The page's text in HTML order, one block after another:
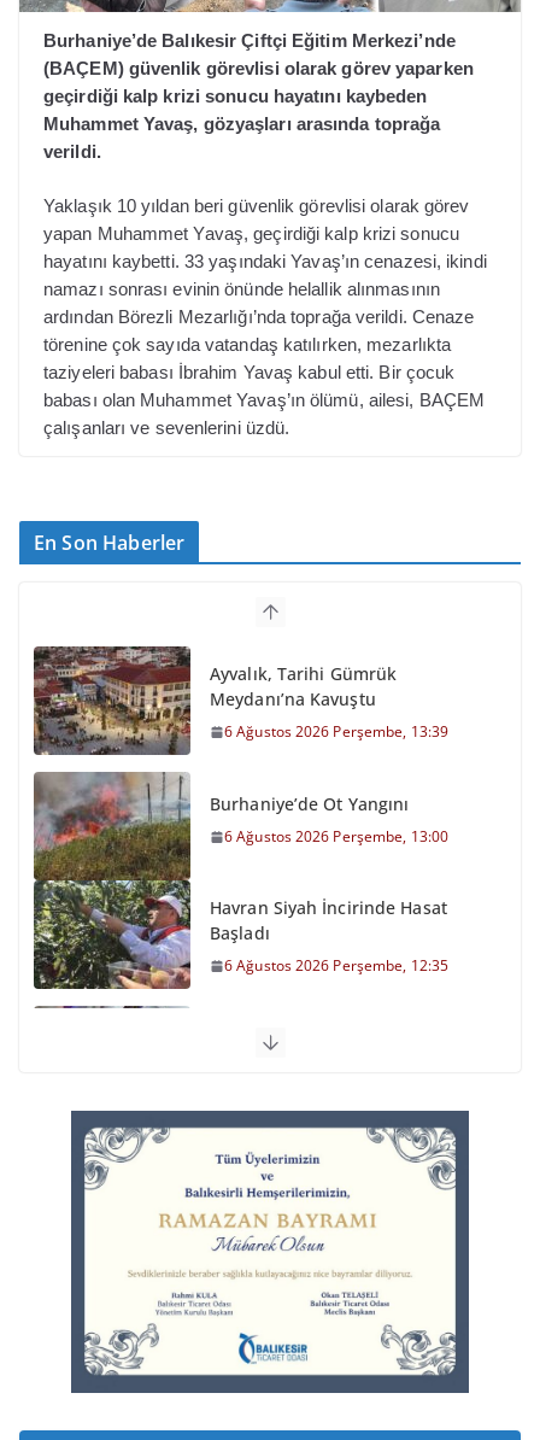
Burhaniye’de Balıkesir Çiftçi Eğitim Merkezi’nde
(BAÇEM) güvenlik görevlisi olarak görev yaparken
geçirdiği kalp krizi sonucu hayatını kaybeden
Muhammet Yavaş, gözyaşları arasında toprağa
verildi.
Yaklaşık 10 yıldan beri güvenlik görevlisi olarak görev
yapan Muhammet Yavaş, geçirdiği kalp krizi sonucu
hayatını kaybetti. 33 yaşındaki Yavaş’ın cenazesi, ikindi
namazı sonrası evinin önünde helallik alınmasının
ardından Börezli Mezarlığı’nda toprağa verildi. Cenaze
törenine çok sayıda vatandaş katılırken, mezarlıkta
taziyeleri babası İbrahim Yavaş kabul etti. Bir çocuk
babası olan Muhammet Yavaş’ın ölümü, ailesi, BAÇEM
çalışanları ve sevenlerini üzdü.
En Son Haberler
Ayvalık, Tarihi Gümrük
Meydanı’na Kavuştu
6 Ağustos 2026 Perşembe, 13:39
Burhaniye’de Ot Yangını
6 Ağustos 2026 Perşembe, 13:00
Havran Siyah İncirinde Hasat
Başladı
6 Ağustos 2026 Perşembe, 12:35
Otomobil Şarampole Devrildi
Balıkesirspor Sevdası İçin
Memleket Tek Yürek
6 Ağustos 2026 Perşembe, 11:51
Büyükşehir’den Kepsut’a Yatırım
6 Ağustos 2026 Perşembe, 16:43